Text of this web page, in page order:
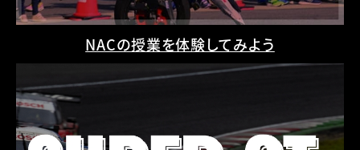
NACの授業を体験してみよう